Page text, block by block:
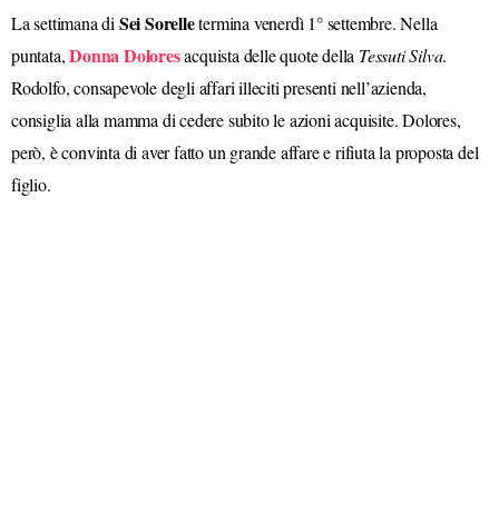
La settimana di Sei Sorelletermina venerdì 1° settembre. Nella
puntata,Donna Doloresacquista delle quote della Tessuti Silva.
Rodolfo, consapevole degli affari illeciti presenti nell’azienda,
consiglia alla mamma di cedere subito le azioni acquisite. Dolores,
però, è convinta di aver fatto un grande affare e rifiuta la proposta del
figlio.